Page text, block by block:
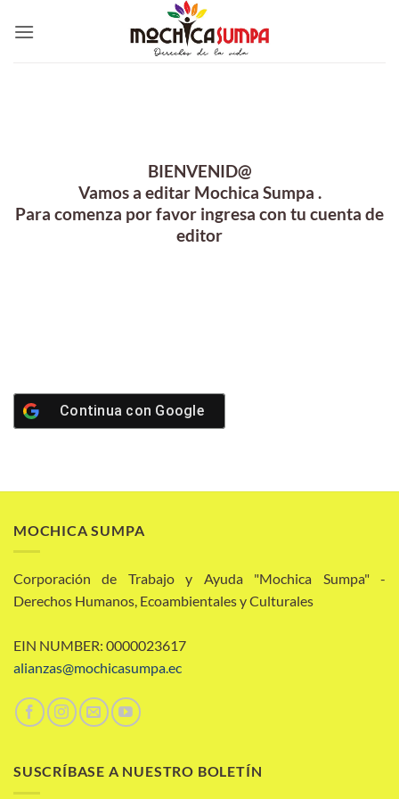
BIENVENID@
Vamos a editar Mochica Sumpa .
Para comenza por favor ingresa con tu cuenta de
editor
Continua con Google
MOCHICA SUMPA
Corporación de Trabajo y Ayuda "Mochica Sumpa" -
Derechos Humanos, Ecoambientales y Culturales
EIN NUMBER: 0000023617
alianzas@mochicasumpa.ec
SUSCRÍBASE A NUESTRO BOLETÍN